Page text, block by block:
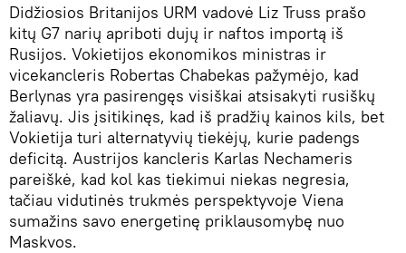
Didžiosios Britanijos URM vadovė Liz Truss prašo
kitų G7 narių apriboti dujų ir naftos importą iš
Rusijos. Vokietijos ekonomikos ministras ir
vicekancleris Robertas Chabekas pažymėjo, kad
Berlynas yra pasirengęs visiškai atsisakyti rusiškų
žaliavų. Jis įsitikinęs, kad iš pradžių kainos kils, bet
Vokietija turi alternatyvių tiekėjų, kurie padengs
deficitą. Austrijos kancleris Karlas Nechameris
pareiškė, kad kol kas tiekimui niekas negresia,
tačiau vidutinės trukmės perspektyvoje Viena
sumažins savo energetinę priklausomybę nuo
Maskvos.